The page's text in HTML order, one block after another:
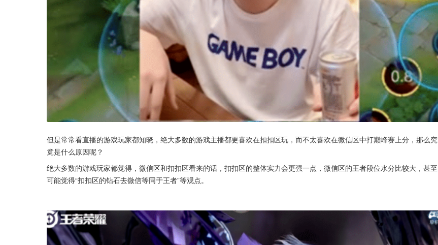
但是常常看直播的游戏玩家都知晓，绝大多数的游戏主播都更喜欢在扣扣区玩，而不太喜欢在微信区中打巅峰赛上分，那么究
竟是什么原因呢？
绝大多数的游戏玩家都觉得，微信区和扣扣区看来的话，扣扣区的整体实力会更强一点，微信区的王者段位水分比较大，甚至
可能觉得“扣扣区的钻石去微信等同于王者”等观点。